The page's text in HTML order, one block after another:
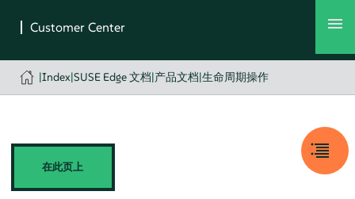
|Index|SUSE Edge 文档|产品文档|生命周期操作
在此页上